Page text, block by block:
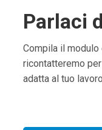
Parlaci
Compila il
ricontatteremo
adatta al tuo